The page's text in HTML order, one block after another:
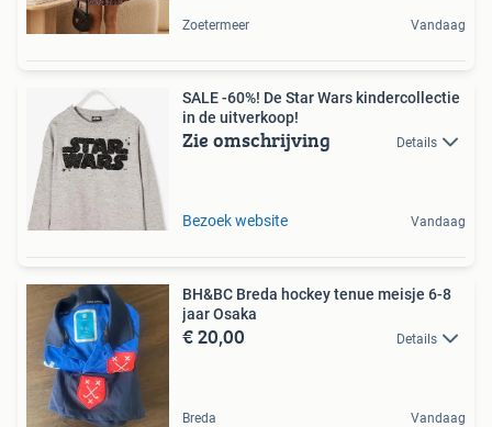
Zoetermeer Vandaag
SALE -60%! De Star Wars kindercollectie
in de uitverkoop!
Zie omschrijving Details
Bezoek website Vandaag
BH&BC Breda hockey tenue meisje 6-8
jaar Osaka
€ 20,00 Details
Breda Vandaag